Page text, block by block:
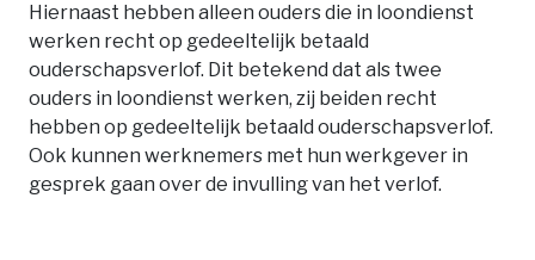
Hiernaast hebben alleen ouders die in loondienst
werken recht op gedeeltelijk betaald
ouderschapsverlof. Dit betekend dat als twee
ouders in loondienst werken, zij beiden recht
hebben op gedeeltelijk betaald ouderschapsverlof.
Ook kunnen werknemers met hun werkgever in
gesprek gaan over de invulling van het verlof.